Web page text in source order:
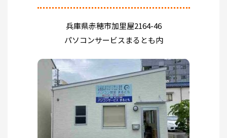
兵庫県赤穂市加里屋2164-46
パソコンサービスまるとも内